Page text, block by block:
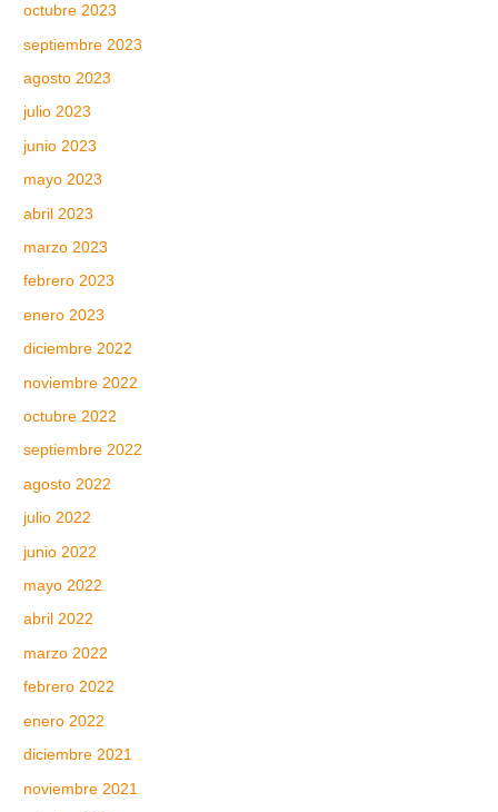
octubre 2023
septiembre 2023
agosto 2023
julio 2023
junio 2023
mayo 2023
abril 2023
marzo 2023
febrero 2023
enero 2023
diciembre 2022
noviembre 2022
octubre 2022
septiembre 2022
agosto 2022
julio 2022
junio 2022
mayo 2022
abril 2022
marzo 2022
febrero 2022
enero 2022
diciembre 2021
noviembre 2021